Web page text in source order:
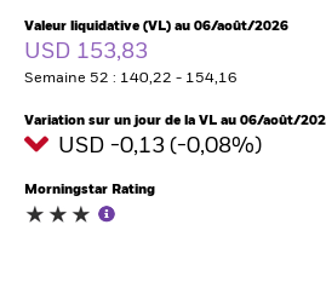
ETFs & Fonds indiciels
Documents
Intermédiaires financiers.
België
Valeur liquidative (VL) au 06/août/2026
USD 153,83
Semaine 52 : 140,22 - 154,16
Variation sur un jour de la VL au 06/août/
USD -0,13 (-0,08%)
Morningstar Rating